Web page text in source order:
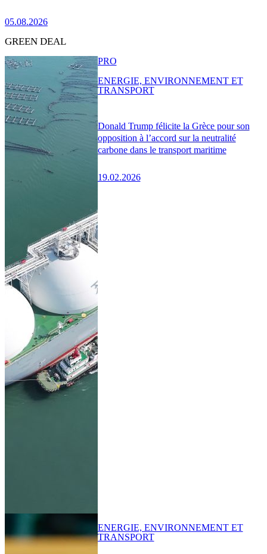
05.08.2026
GREEN DEAL
Donald Trump félicite la Grèce pour son
opposition à l’accord sur la neutralité
carbone dans le transport maritime
19.02.2026
PRO
ENERGIE, ENVIRONNEMENT ET
TRANSPORT
ENERGIE, ENVIRONNEMENT ET
TRANSPORT